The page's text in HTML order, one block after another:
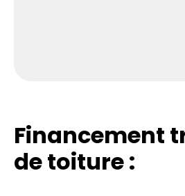
Financement
de toiture :